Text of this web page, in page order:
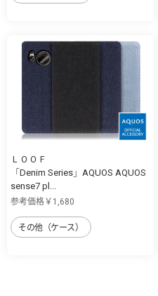
ＬＯＯＦ
「Denim Series」AQUOS AQUOS
sense7 pl...
参考価格￥1,680
その他（ケース）